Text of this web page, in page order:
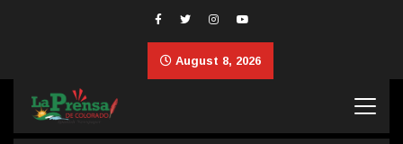
August 8, 2026